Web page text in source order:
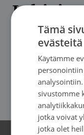
Ole hyvä ja ole
6305 750
Tämä
evästeitä
Käytämme
sivustomme
jotka voivat
jotka olet